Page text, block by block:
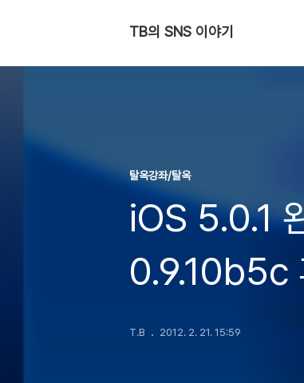
TB의 SNS 이야기
탈옥강좌/탈옥
iOS 5.0.1
0.9.10b5c
T.B 2012. 2. 21. 15:59